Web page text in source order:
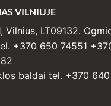
VILNIUJE
Vilnius, LT09132.
+370 650 74551
baldai tel. +370